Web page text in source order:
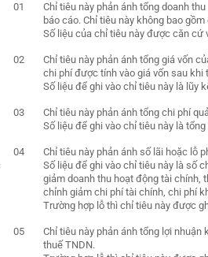
01
Chỉ tiêu này phản ánh tổng doanh
báo cáo. Chỉ tiêu này không bao
Số liệu của chỉ tiêu này được căn cứ
02
Chỉ tiêu này phản ánh tổng giá vốn
chi phí được tính vào giá vốn sau khi
Số liệu để ghi vào chỉ tiêu này là lũy
03
Chỉ tiêu này phản ánh tổng chi phí
Số liệu để ghi vào chỉ tiêu này là
04
Chỉ tiêu này phản ánh số lãi hoặc lỗ
Số liệu để ghi vào chỉ tiêu này là số
giảm doanh thu hoạt động tài chính,
chỉnh giảm chi phí tài chính, chi phí
Trường hợp lỗ thì chỉ tiêu này được
05
Chỉ tiêu này phản ánh tổng lợi
thuế TNDN.